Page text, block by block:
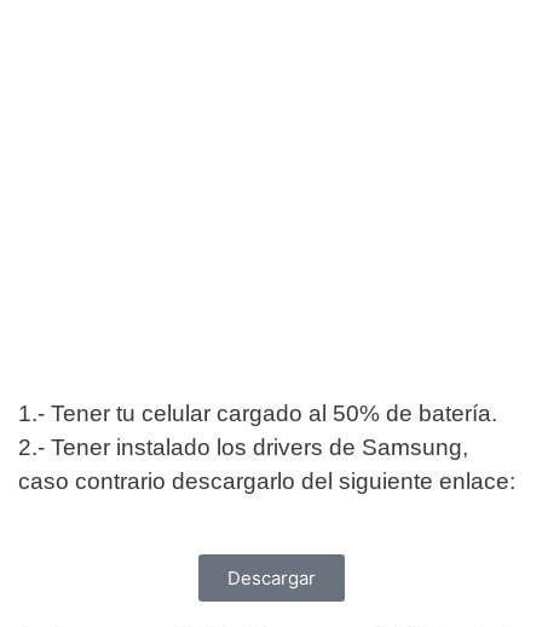
1.- Tener tu celular cargado al 50% de batería.
2.- Tener instalado los drivers de Samsung,
caso contrario descargarlo del siguiente enlace:
Descargar